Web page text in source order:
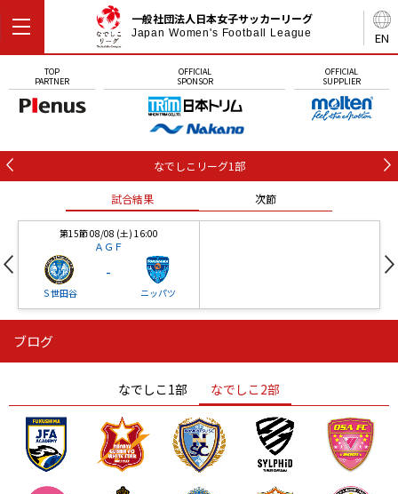
EN
一般社団法人日本女子サッカーリーグ
Japan Women's Football League
TOP
PARTNER
OFFICIAL
SPONSOR
OFFICIAL
SUPPLIER
なでしこリーグ1部
試合結果 次節
第15節 08/08 (土) 16:00
ＡＧＦ
Ｓ世田谷
-
ニッパツ
ニッパツ
ニッパツ 名古屋
石人の星
静岡 愛媛Ｌ
ブログ
なでしこ1部 なでしこ2部